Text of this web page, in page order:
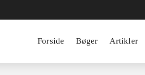
Forside Bøger Artikler